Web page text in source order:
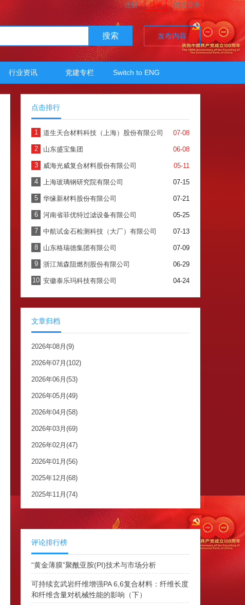
注册 登录 微信登录
搜索 发布内容
行业资讯 党建专栏 Switch to ENG
点击排行
1 07-08
道生天合材料科技（上海）股份有限公司
2 06-08
山东盛宝集团
3 05-11
威海光威复合材料股份有限公司
4 07-15
上海玻璃钢研究院有限公司
5 07-21
华缘新材料股份有限公司
6 05-25
河南省菲优特过滤设备有限公司
7 07-13
中航试金石检测科技（大厂）有限公司
8 07-09
山东格瑞德集团有限公司
9 06-29
浙江旭森阻燃剂股份有限公司
10 04-24
安徽泰乐玛科技有限公司
文章归档
2026年08月(9)
2026年07月(102)
2026年06月(53)
2026年05月(49)
2026年04月(58)
2026年03月(69)
2026年02月(47)
2026年01月(56)
2025年12月(68)
2025年11月(74)
评论排行榜
“黄金薄膜”聚酰亚胺(PI)技术与市场分析
可持续玄武岩纤维增强PA 6,6复合材料：纤维长度
和纤维含量对机械性能的影响（下）